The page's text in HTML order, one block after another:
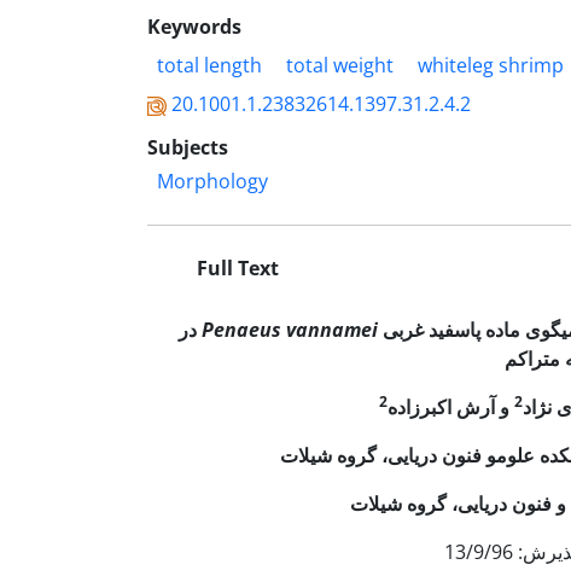
Keywords
total length
total weight whiteleg shrimp
20.1001.1.23832614.1397.31.2.4.2
Subjects
Morphology
Full Text
ماده پاسفید غربی Penaeus vannameiدر
نژاد2 و آرش اکبرزاده2
علومو فنون دریایی، گروه شیلات
فنون دریایی، گروه شیلات